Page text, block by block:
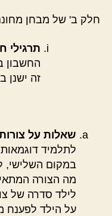
חלק ב' של מבחן
תרגילי
החשבון
זה ישנן
שאלות על
לתלמיד
במקום השלישי,
מה הצורה
לילד סדרה של
על הילד לפענח